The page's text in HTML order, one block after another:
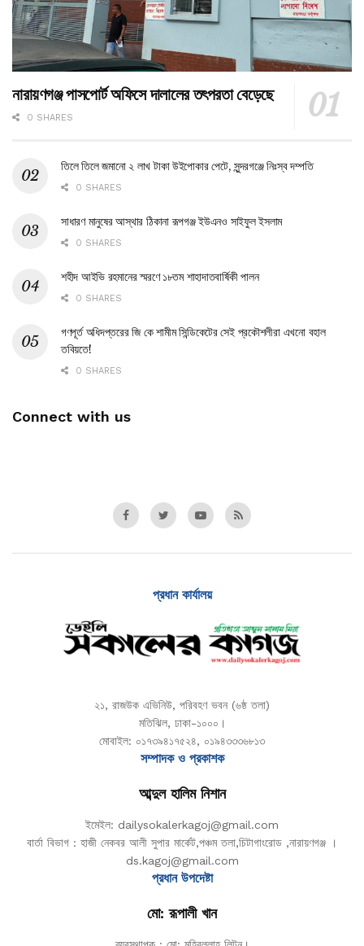
নারায়ণগঞ্জ পাসপোর্ট অফিসে দালালের তৎপরতা বেড়েছে
0 SHARES
তিলে তিলে জমানো ২ লাখ টাকা উইপোকার পেটে, সুন্দরগঞ্জে নিঃস্ব দম্পতি
0 SHARES
সাধারণ মানুষের আস্থার ঠিকানা রূপগঞ্জ ইউএনও সাইফুল ইসলাম
0 SHARES
শহীদ আইভি রহমানের স্মরণে ১৮তম শাহাদাতবার্ষিকী পালন
0 SHARES
গণপূর্ত অধিদপ্তরের জি কে শামীম সিন্ডিকেটের সেই প্রকৌশলীরা এখনো বহাল
তবিয়তে!
0 SHARES
Connect with us
প্রধান কার্যালয়
২১, রাজউক এভিনিউ, পরিবহণ ভবন (৬ষ্ঠ তলা)
মতিঝিল, ঢাকা-১০০০।
মোবাইল: ০১৭৩৯৪১৭৫২৪, ০১৯৪৩৩৩৬৮১৩
সম্পাদক ও প্রকাশক
আব্দুল হালিম নিশান
ইমেইল: dailysokalerkagoj@gmail.com
বার্তা বিভাগ : হাজী নেকবর আলী সুপার মার্কেট,পঞ্চম তলা,চিটাগাংরোড ,নারায়ণগঞ্জ ।
ds.kagoj@gmail.com
প্রধান উপদেষ্টা
মো: রূপালী খান